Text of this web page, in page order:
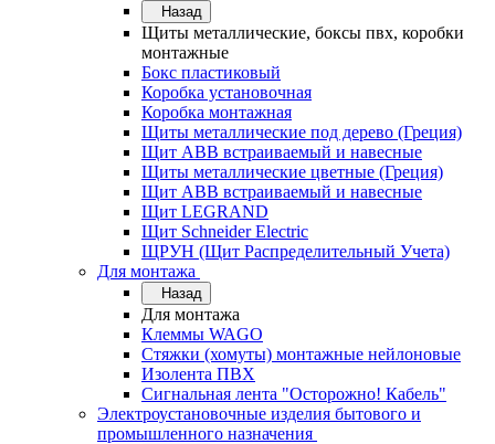
Назад
Щиты металлические, боксы пвх, коробки
монтажные
Бокс пластиковый
Коробка установочная
Коробка монтажная
Щиты металлические под дерево (Греция)
Щит ABB встраиваемый и навесные
Щиты металлические цветные (Греция)
Щит ABB встраиваемый и навесные
Щит LEGRAND
Щит Schneider Electric
ЩРУН (Щит Распределительный Учета)
Для монтажа
Назад
Для монтажа
Клеммы WAGO
Стяжки (хомуты) монтажные нейлоновые
Изолента ПВХ
Сигнальная лента "Осторожно! Кабель"
Электроустановочные изделия бытового и
промышленного назначения